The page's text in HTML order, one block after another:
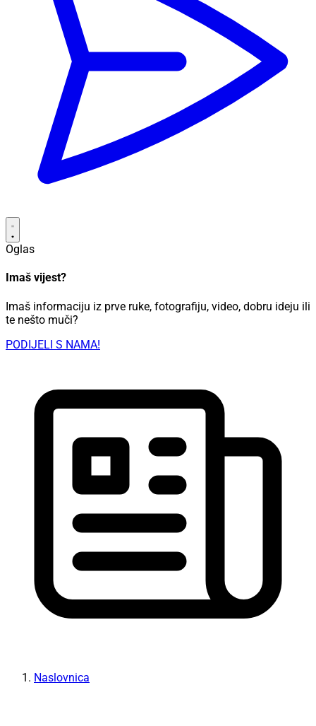
Oglas
Imaš vijest?
Imaš informaciju iz prve ruke, fotografiju, video, dobru ideju ili
te nešto muči?
PODIJELI S NAMA!
Naslovnica